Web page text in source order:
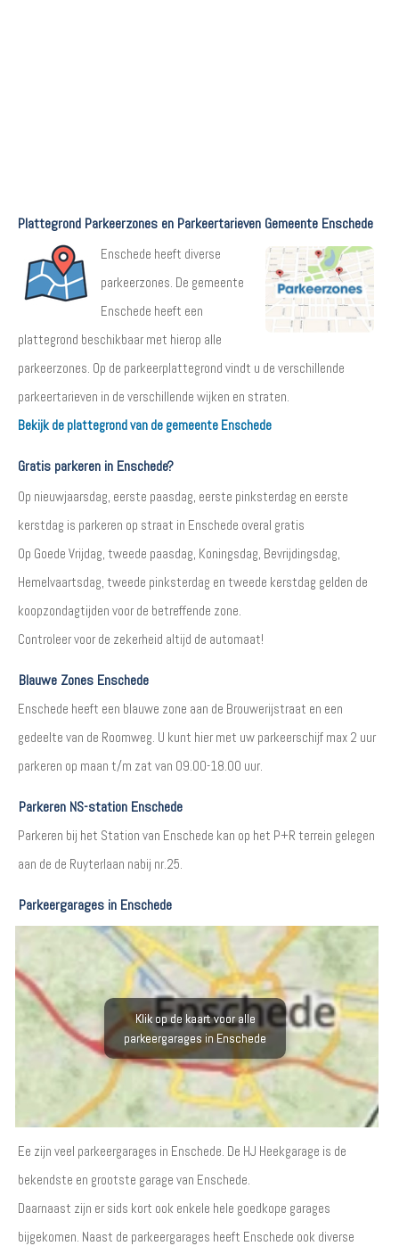
Plattegrond Parkeerzones en Parkeertarieven Gemeente Enschede
Enschede heeft diverse
parkeerzones. De gemeente
Enschede heeft een
plattegrond beschikbaar met hierop alle
parkeerzones. Op de parkeerplattegrond vindt u de verschillende
parkeertarieven in de verschillende wijken en straten.
Bekijk de plattegrond van de gemeente Enschede
Gratis parkeren in Enschede?
Op nieuwjaarsdag, eerste paasdag, eerste pinksterdag en eerste
kerstdag is parkeren op straat in Enschede overal gratis
Op Goede Vrijdag, tweede paasdag, Koningsdag, Bevrijdingsdag,
Hemelvaartsdag, tweede pinksterdag en tweede kerstdag gelden de
koopzondagtijden voor de betreffende zone.
Controleer voor de zekerheid altijd de automaat!
Blauwe Zones Enschede
Enschede heeft een blauwe zone aan de Brouwerijstraat en een
gedeelte van de Roomweg. U kunt hier met uw parkeerschijf max 2 uur
parkeren op maan t/m zat van 09.00-18.00 uur.
Parkeren NS-station Enschede
Parkeren bij het Station van Enschede kan op het P+R terrein gelegen
aan de de Ruyterlaan nabij nr.25.
Parkeergarages in Enschede
Klik op de kaart voor alle
parkeergarages in Enschede
Ee zijn veel parkeergarages in Enschede. De HJ Heekgarage is de
bekendste en grootste garage van Enschede.
Daarnaast zijn er sids kort ook enkele hele goedkope garages
bijgekomen. Naast de parkeergarages heeft Enschede ook diverse